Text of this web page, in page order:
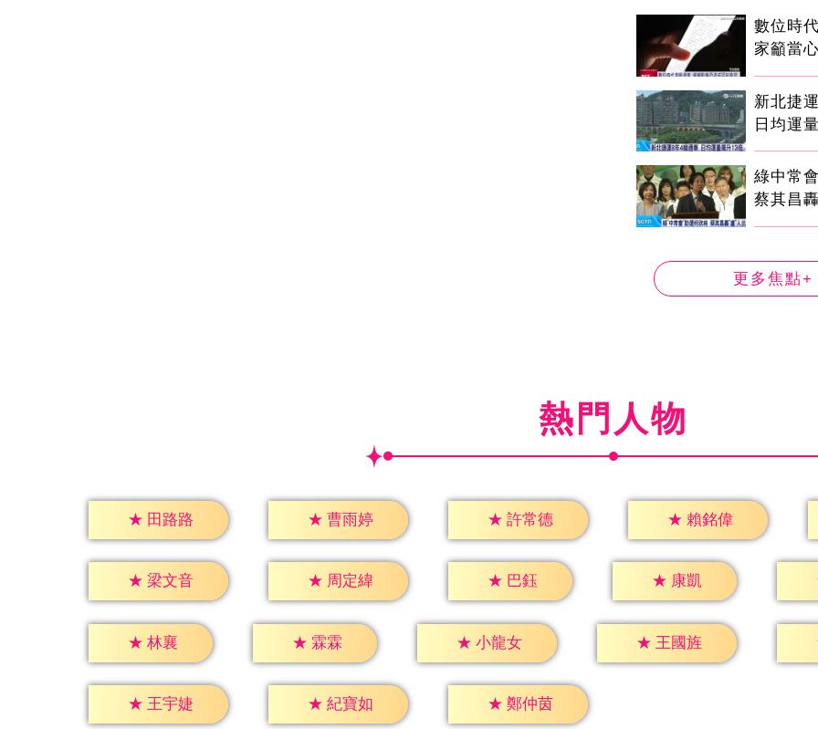
數位時
家籲當
新北捷
日均運
綠中常
蔡其昌
更多焦點+
熱門人物
★ 田路路 ★ 曹雨婷 ★ 許常德 ★ 賴銘偉
★ 梁文音 ★ 周定緯 ★ 巴鈺 ★ 康凱
★ 林襄 ★ 霖霖 ★ 小龍女 ★ 王國旌
★ 王宇婕 ★ 紀寶如 ★ 鄭仲茵